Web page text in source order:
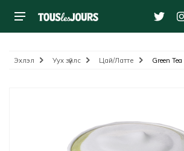
Эхлэл Уух зүйлс Цай/Латте Green